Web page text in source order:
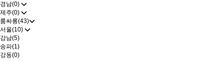
경남(0)
제주(0)
룸싸롱(43)
서울(10)
강남(5)
송파(1)
강동(0)